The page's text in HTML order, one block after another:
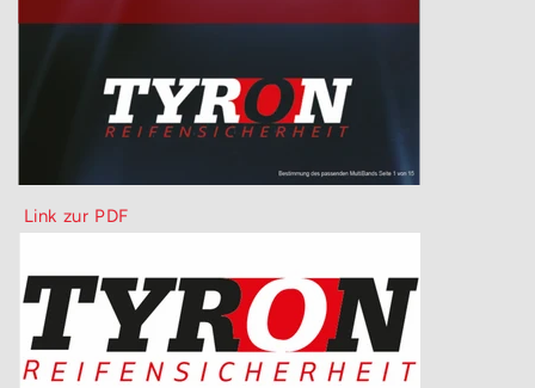
Link zur PDF